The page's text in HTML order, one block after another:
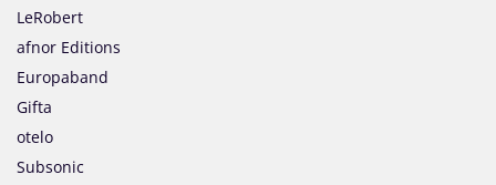
LeRobert
afnor Editions
Europaband
Gifta
otelo
Subsonic